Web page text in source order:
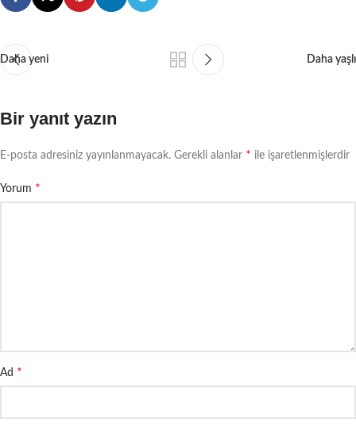
Daha yeni Daha yaşlı
Bir yanıt yazın
E-posta adresiniz yayınlanmayacak. Gerekli alanlar * ile işaretlenmişlerdir
Yorum *
Ad *